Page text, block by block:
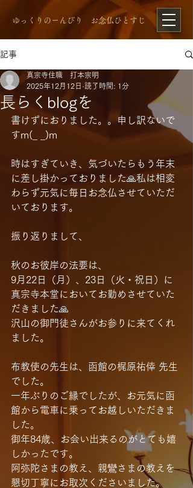
​ゆっくりのーんびり お念仏ひとすじ
記事
長らくblogを
真宗寺住職 打本宗明
2025年12月12日 読了時間: 1分
書けずにおりました。。申し訳ないで
すm(_ _)m
時はすぎていき、気づいたらもう年末
に差し掛かっておりました🙏私は相変
わらず元気に毎日お念仏させていただ
いております。
振り返りまして、
秋のお彼岸の法要は、
9月22日（月）、23日（火・祝日）に
真宗寺本堂においてお勤めさせていた
だきました🙏
沢山の御門徒さんがお参りに来てくれ
ました。
布教使の先生は、函館の梶原祐倖 先生
でした。
一年ぶりのご縁でしたが、お元気に函
館から電車に乗ってお越しいただきま
した。
御年84歳、お会い出来るのがとても嬉
しかったです。
阿弥陀さまの教え、親鸞さまの教えを
懇切丁寧にお取次くださいました。